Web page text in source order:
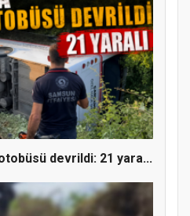
devrildi: 21 yara...